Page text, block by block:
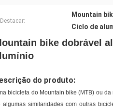
Destacar:
Mountain
Ciclo de
bike dobrável
do produto:
bicicleta do Mountain bike (MTB) ou
algumas similaridades com outras